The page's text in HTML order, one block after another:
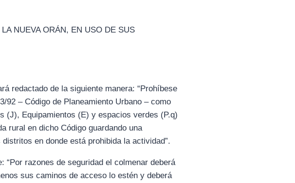
NUEVA ORÁN, EN USO DE SUS
redactado de la siguiente manera: “Prohíbese
92 – Código de Planeamiento Urbano – como
Equipamientos (E) y espacios verdes (P.q)
rural en dicho Código guardando una
en donde está prohibida la actividad”.
“Por razones de seguridad el colmenar deberá
sus caminos de acceso lo estén y deberá